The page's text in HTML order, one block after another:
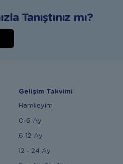
Tanıştınız mı?
Gelişim Takvimi
Hamileyim
0-6 Ay
6-12 Ay
12 - 24 Ay